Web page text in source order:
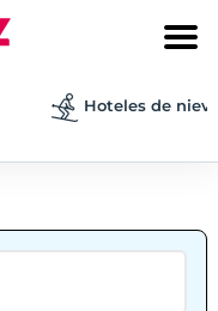
Hoteles de